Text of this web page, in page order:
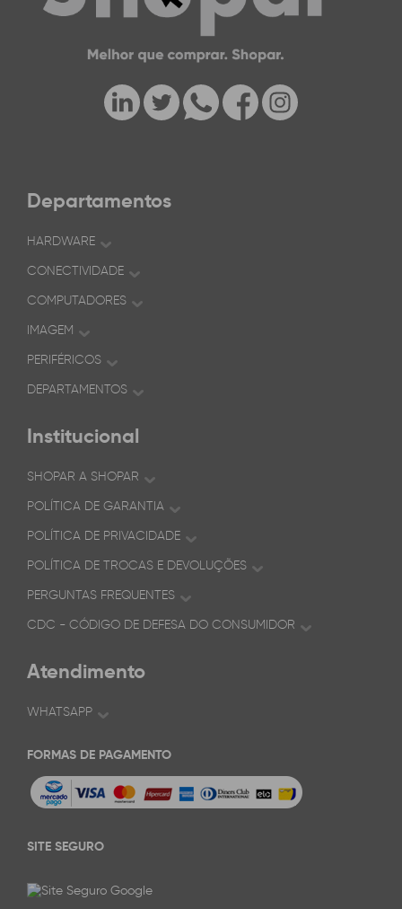
Departamentos
HARDWARE
CONECTIVIDADE
COMPUTADORES
IMAGEM
PERIFÉRICOS
DEPARTAMENTOS
Institucional
SHOPAR A SHOPAR
POLÍTICA DE GARANTIA
POLÍTICA DE PRIVACIDADE
POLÍTICA DE TROCAS E DEVOLUÇÕES
PERGUNTAS FREQUENTES
CDC - CÓDIGO DE DEFESA DO CONSUMIDOR
Atendimento
WHATSAPP
FORMAS DE PAGAMENTO
SITE SEGURO